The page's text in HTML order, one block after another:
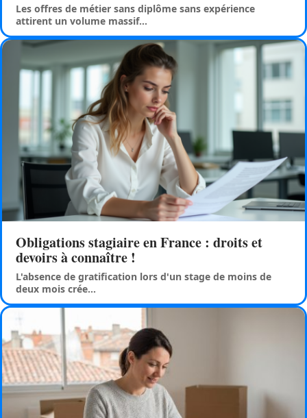
Les offres de métier sans diplôme sans expérience
attirent un volume massif…
Obligations stagiaire en France : droits et
devoirs à connaître !
L'absence de gratification lors d'un stage de moins de
deux mois crée…